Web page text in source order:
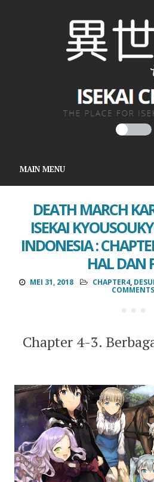
MAIN MENU
DEATH MARCH
ISEKAI
INDONESIA :
HAL DAN
MEI 31, 2018 CHAPTER4,
COMMENTS
Chapter 4-3.